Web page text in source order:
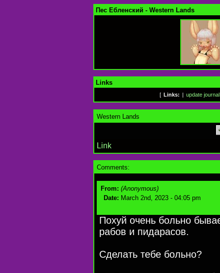
Пес Ебленский - Western Lands
Links
[ Links: update journal
Western Lands
Link
Comments:
From: (Anonymous)
Date: March 2nd, 2023 - 04:05 pm
Похуй очень больно
рабов и пидарасов.
Сделать тебе больно?